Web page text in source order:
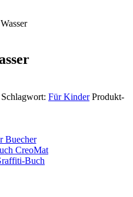
Schlagwort: Für Kinder Produkt-